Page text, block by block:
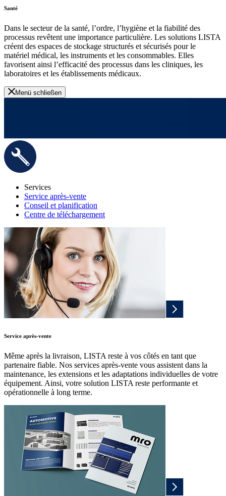
Santé
Dans le secteur de la santé, l’ordre, l’hygiène et la fiabilité des
processus revêtent une importance particulière. Les solutions LISTA
créent des espaces de stockage structurés et sécurisés pour le
matériel médical, les instruments et les consommables. Elles
favorisent ainsi l’efficacité des processus dans les cliniques, les
laboratoires et les établissements médicaux.
Menü schließen
Services
Service après-vente
Conseil et planification
Centre de téléchargement
Service après-vente
Même après la livraison, LISTA reste à vos côtés en tant que
partenaire fiable. Nos services après-vente vous assistent dans la
maintenance, les extensions et les adaptations individuelles de votre
équipement. Ainsi, votre solution LISTA reste performante et
opérationnelle à long terme.